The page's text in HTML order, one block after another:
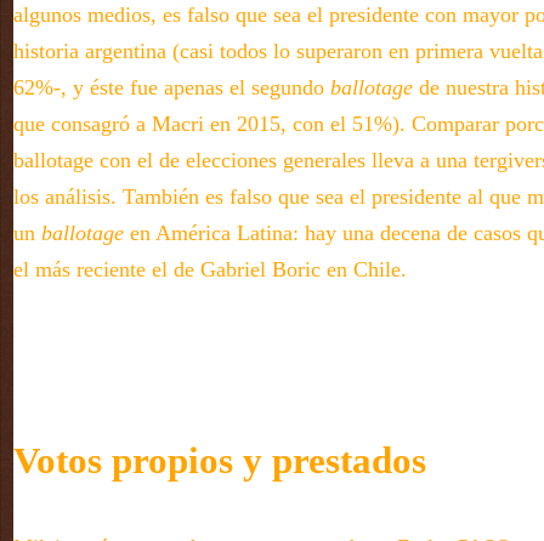
algunos medios, es falso que sea el presidente con mayor
historia argentina (casi todos lo superaron en primera
62%-, y éste fue apenas el segundo ballotage de nuestra
que consagró a Macri en 2015, con el 51%). Comparar
ballotage con el de elecciones generales lleva a una
los análisis. También es falso que sea el presidente al que
un ballotage en América Latina: hay una decena de casos
el más reciente el de Gabriel Boric en Chile.
Votos propios y prestados